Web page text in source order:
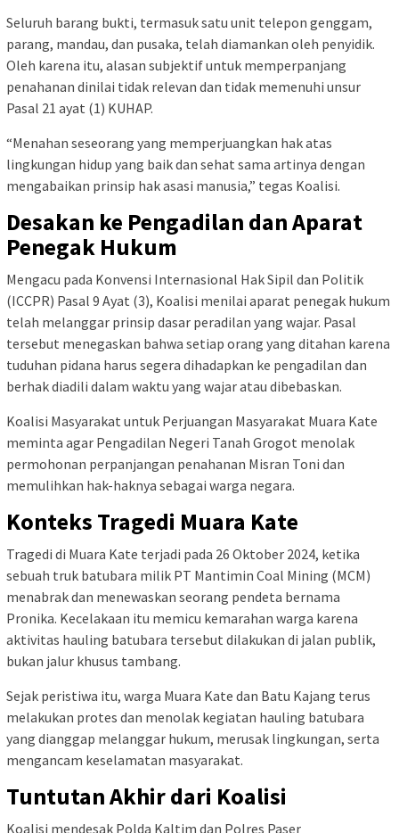
Seluruh barang bukti, termasuk satu unit telepon genggam,
parang, mandau, dan pusaka, telah diamankan oleh penyidik.
Oleh karena itu, alasan subjektif untuk memperpanjang
penahanan dinilai tidak relevan dan tidak memenuhi unsur
Pasal 21 ayat (1) KUHAP.
“Menahan seseorang yang memperjuangkan hak atas
lingkungan hidup yang baik dan sehat sama artinya dengan
mengabaikan prinsip hak asasi manusia,” tegas Koalisi.
Desakan ke Pengadilan dan Aparat
Penegak Hukum
Mengacu pada Konvensi Internasional Hak Sipil dan Politik
(ICCPR) Pasal 9 Ayat (3), Koalisi menilai aparat penegak hukum
telah melanggar prinsip dasar peradilan yang wajar. Pasal
tersebut menegaskan bahwa setiap orang yang ditahan karena
tuduhan pidana harus segera dihadapkan ke pengadilan dan
berhak diadili dalam waktu yang wajar atau dibebaskan.
Koalisi Masyarakat untuk Perjuangan Masyarakat Muara Kate
meminta agar Pengadilan Negeri Tanah Grogot menolak
permohonan perpanjangan penahanan Misran Toni dan
memulihkan hak-haknya sebagai warga negara.
Konteks Tragedi Muara Kate
Tragedi di Muara Kate terjadi pada 26 Oktober 2024, ketika
sebuah truk batubara milik PT Mantimin Coal Mining (MCM)
menabrak dan menewaskan seorang pendeta bernama
Pronika. Kecelakaan itu memicu kemarahan warga karena
aktivitas hauling batubara tersebut dilakukan di jalan publik,
bukan jalur khusus tambang.
Sejak peristiwa itu, warga Muara Kate dan Batu Kajang terus
melakukan protes dan menolak kegiatan hauling batubara
yang dianggap melanggar hukum, merusak lingkungan, serta
mengancam keselamatan masyarakat.
Tuntutan Akhir dari Koalisi
Koalisi mendesak Polda Kaltim dan Polres Paser